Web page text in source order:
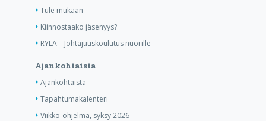
Tule mukaan
Kiinnostaako jäsenyys?
RYLA – Johtajuuskoulutus nuorille
Ajankohtaista
Ajankohtaista
Tapahtumakalenteri
Viikko-ohjelma, syksy 2026